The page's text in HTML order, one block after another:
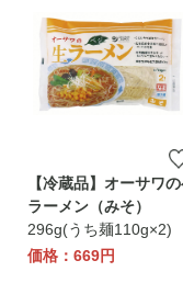
【冷蔵品】オーサワ
ラーメン（みそ）
296g(うち麺110g×2)
価格：669円